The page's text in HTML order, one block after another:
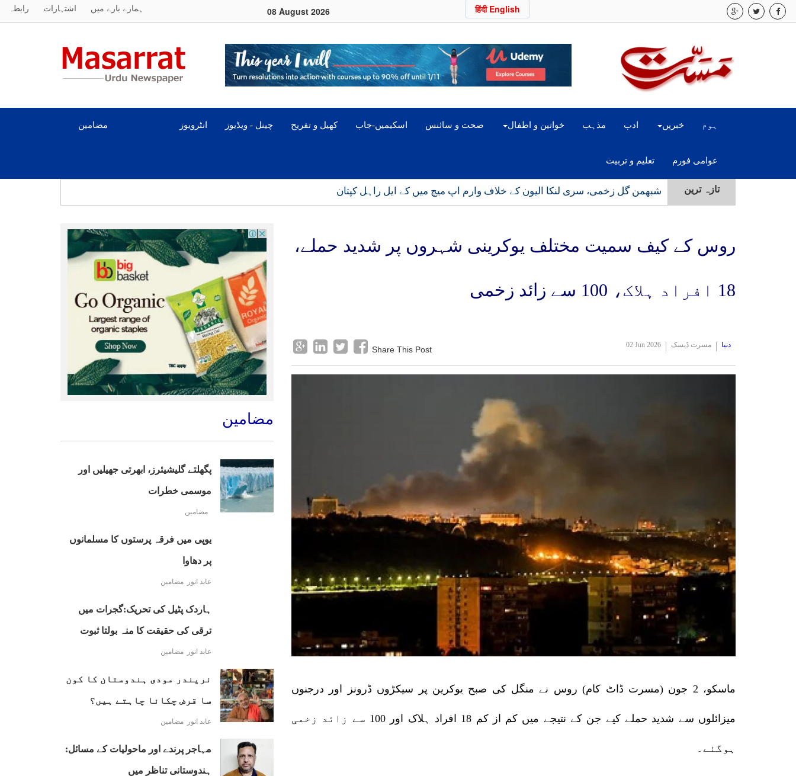
ہمارے بارے میں اشتہارات رابطہ 08 August 2026 हिंदी English
ہوم مضامین خبریں ادب مذہب خواتین و اطفال صحت و سائنس اسکیمیں-جاب کھیل و تفریح چینل - ویڈیوز انٹرویوز
عوامی فورم تعلیم و تربیت
تازہ ترین شبھمن گل زخمی، سری لنکا الیون کے خلاف وارم اپ میچ میں کے ایل راہل کپتان
روس کے کیف سمیت مختلف یوکرینی شہروں پر شدید حملے،
18 افراد ہلاک، 100 سے زائد زخمی
Share This Post 02 Jun 2026 مسرت ڈیسک دنیا
ماسکو، 2 جون (مسرت ڈاٹ کام) روس نے منگل کی صبح یوکرین پر سیکڑوں ڈرونز اور درجنوں
میزائلوں سے شدید حملے کیے جن کے نتیجے میں کم از کم 18 افراد ہلاک اور 100 سے زائد زخمی
ہوگئے۔
مضامین
پگھلتے گلیشیئرز، ابھرتی جھیلیں اور
موسمی خطرات
مضامین
یوپی میں فرقہ پرستوں کا مسلمانوں
پر دھاوا
عابد انور مضامین
ہاردک پٹیل کی تحریک:گجرات میں
ترقی کی حقیقت کا منہ بولتا ثبوت
عابد انور مضامین
نریندر مودی ہندوستان کا کون
سا قرض چکانا چاہتے ہیں؟
عابد انور مضامین
مہاجر پرندے اور ماحولیات کے مسائل:
ہندوستانی تناظر میں